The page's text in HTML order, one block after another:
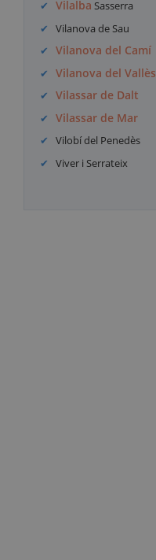
Vilalba Sasserra
Vilanova de Sau
Vilanova del Camí
Vilanova del Vallès
Vilassar de Dalt
Vilassar de Mar
Vilobí del Penedès
Viver i Serrateix